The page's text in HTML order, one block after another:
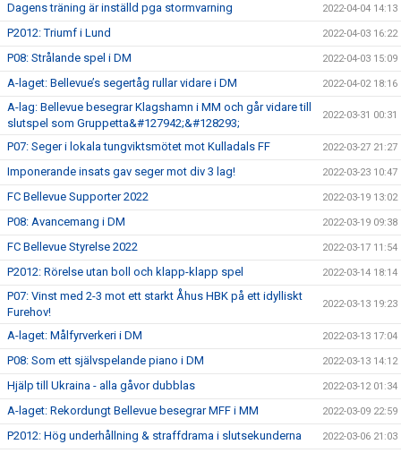
Dagens träning är inställd pga stormvarning 2022-04-04 14:13
P2012: Triumf i Lund 2022-04-03 16:22
P08: Strålande spel i DM 2022-04-03 15:09
A-laget: Bellevue’s segertåg rullar vidare i DM 2022-04-02 18:16
A-lag: Bellevue besegrar Klagshamn i MM och går vidare till
slutspel som Gruppetta&#127942;&#128293;
2022-03-31 00:31
P07: Seger i lokala tungviktsmötet mot Kulladals FF 2022-03-27 21:27
Imponerande insats gav seger mot div 3 lag! 2022-03-23 10:47
FC Bellevue Supporter 2022 2022-03-19 13:02
P08: Avancemang i DM 2022-03-19 09:38
FC Bellevue Styrelse 2022 2022-03-17 11:54
P2012: Rörelse utan boll och klapp-klapp spel 2022-03-14 18:14
P07: Vinst med 2-3 mot ett starkt Åhus HBK på ett idylliskt
Furehov!
2022-03-13 19:23
A-laget: Målfyrverkeri i DM 2022-03-13 17:04
P08: Som ett självspelande piano i DM 2022-03-13 14:12
Hjälp till Ukraina - alla gåvor dubblas 2022-03-12 01:34
A-laget: Rekordungt Bellevue besegrar MFF i MM 2022-03-09 22:59
P2012: Hög underhållning & straffdrama i slutsekunderna 2022-03-06 21:03